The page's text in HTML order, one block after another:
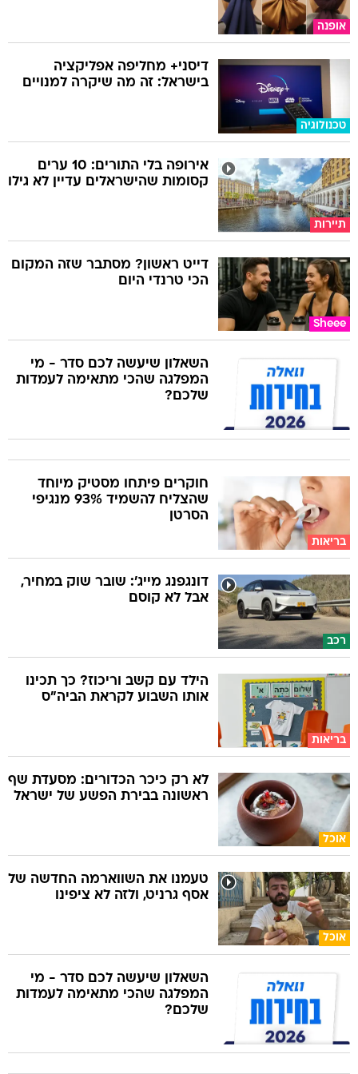
אופנה
טכנולוגיה
דיסני+ מחליפה אפליקציה
בישראל: זה מה שיקרה למנויים
תיירות
אירופה בלי התורים: 10 ערים
קסומות שהישראלים עדיין לא גילו
Sheee
דייט ראשון? מסתבר שזה המקום
הכי טרנדי היום
השאלון שיעשה לכם סדר - מי
המפלגה שהכי מתאימה לעמדות
שלכם?
בריאות
חוקרים פיתחו מסטיק מיוחד
שהצליח להשמיד 93% מנגיפי
הסרטן
רכב
דונגפנג מייג': שובר שוק במחיר,
אבל לא קוסם
בריאות
הילד עם קשב וריכוז? כך תכינו
אותו השבוע לקראת הביה"ס
אוכל
לא רק כיכר הכדורים: מסעדת שף
ראשונה בבירת הפשע של ישראל
אוכל
טעמנו את השווארמה החדשה של
אסף גרניט, ולזה לא ציפינו
השאלון שיעשה לכם סדר - מי
המפלגה שהכי מתאימה לעמדות
שלכם?